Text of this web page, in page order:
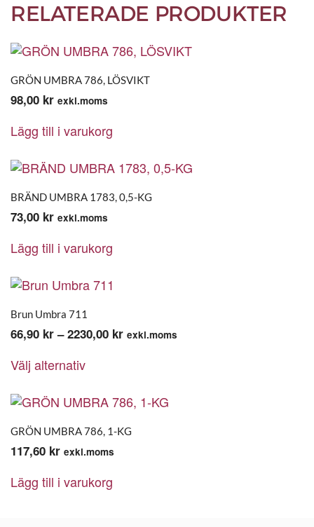
RELATERADE PRODUKTER
GRÖN UMBRA 786, LÖSVIKT
98,00 kr exkl.moms
Lägg till i varukorg
BRÄND UMBRA 1783, 0,5-KG
73,00 kr exkl.moms
Lägg till i varukorg
Brun Umbra 711
66,90 kr – 2230,00 krPrisintervall:
exkl.moms
Välj alternativhär
har
varianter.
De
alternativen
GRÖN UMBRA 786, 1-KG
117,60 kr exkl.moms
Lägg till i varukorg